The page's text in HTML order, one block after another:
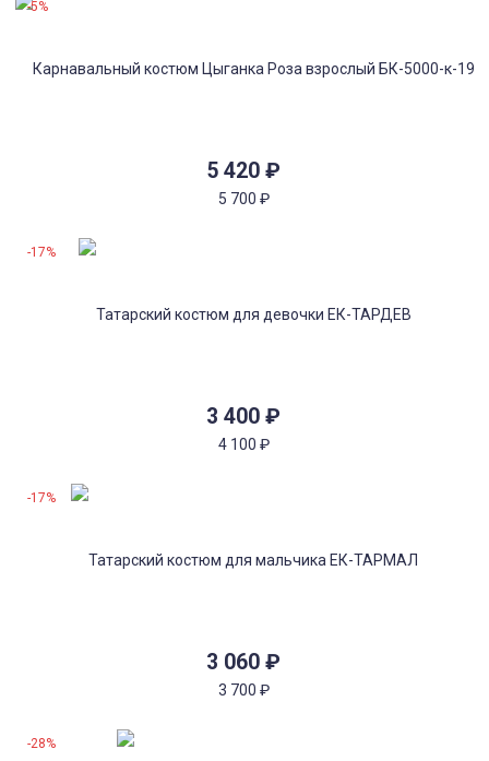
5 420 ₽
5 700 ₽
-5%
3 400 ₽
4 100 ₽
-17%
3 060 ₽
3 700 ₽
-17%
-28%